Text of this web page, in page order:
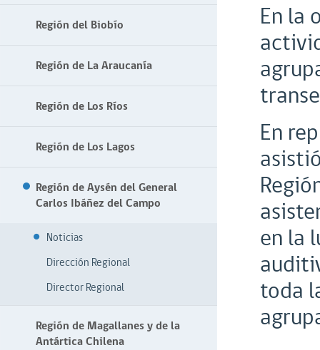
Región del Biobío
Región de La Araucanía
Región de Los Ríos
Región de Los Lagos
Región de Aysén del General
Carlos Ibáñez del Campo
Noticias
Dirección Regional
Director Regional
Región de Magallanes y de la
Antártica Chilena
En la
En
en la
toda